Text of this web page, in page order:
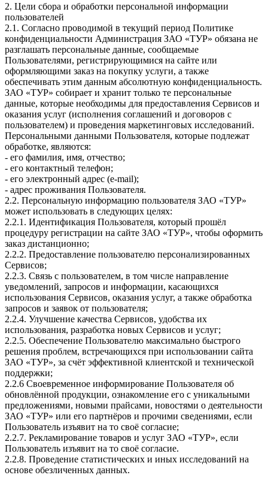
2. Цели сбора и обработки персональной информации
пользователей
2.1. Согласно проводимой в текущий период Политике
конфиденциальности Администрация ЗАО «ТУР» обязана не
разглашать персональные данные, сообщаемые
Пользователями, регистрирующимися на сайте или
оформляющими заказ на покупку услуги, а также
обеспечивать этим данным абсолютную конфиденциальность.
ЗАО «ТУР» собирает и хранит только те персональные
данные, которые необходимы для предоставления Сервисов и
оказания услуг (исполнения соглашений и договоров с
пользователем) и проведения маркетинговых исследований.
Персональными данными Пользователя, которые подлежат
обработке, являются:
- его фамилия, имя, отчество;
- его контактный телефон;
- его электронный адрес (e-mail);
- адрес проживания Пользователя.
2.2. Персональную информацию пользователя ЗАО «ТУР»
может использовать в следующих целях:
2.2.1. Идентификация Пользователя, который прошёл
процедуру регистрации на сайте ЗАО «ТУР», чтобы оформить
заказ дистанционно;
2.2.2. Предоставление пользователю персонализированных
Сервисов;
2.2.3. Связь с пользователем, в том числе направление
уведомлений, запросов и информации, касающихся
использования Сервисов, оказания услуг, а также обработка
запросов и заявок от пользователя;
2.2.4. Улучшение качества Сервисов, удобства их
использования, разработка новых Сервисов и услуг;
2.2.5. Обеспечение Пользователю максимально быстрого
решения проблем, встречающихся при использовании сайта
ЗАО «ТУР», за счёт эффективной клиентской и технической
поддержки;
2.2.6 Своевременное информирование Пользователя об
обновлённой продукции, ознакомление его с уникальными
предложениями, новыми прайсами, новостями о деятельности
ЗАО «ТУР» или его партнёров и прочими сведениями, если
Пользователь изъявит на то своё согласие;
2.2.7. Рекламирование товаров и услуг ЗАО «ТУР», если
Пользователь изъявит на то своё согласие.
2.2.8. Проведение статистических и иных исследований на
основе обезличенных данных.